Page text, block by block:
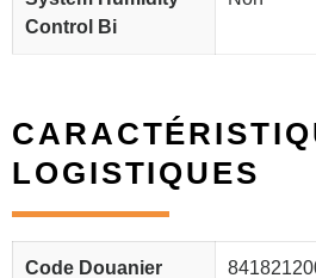
Control Bi
LOGISTIQUES
Code Douanier